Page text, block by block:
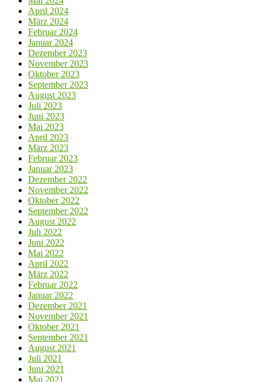
April 2024
März 2024
Februar 2024
Januar 2024
Dezember 2023
November 2023
Oktober 2023
September 2023
August 2023
Juli 2023
Juni 2023
Mai 2023
April 2023
März 2023
Februar 2023
Januar 2023
Dezember 2022
November 2022
Oktober 2022
September 2022
August 2022
Juli 2022
Juni 2022
Mai 2022
April 2022
März 2022
Februar 2022
Januar 2022
Dezember 2021
November 2021
Oktober 2021
September 2021
August 2021
Juli 2021
Juni 2021
Mai 2021